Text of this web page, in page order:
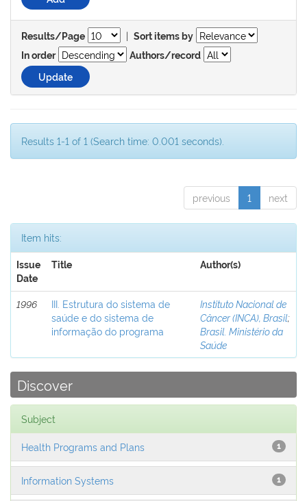
Results/Page | Sort items by
In order
Authors/record
Results 1-1 of 1 (Search time: 0.001 seconds).
previous 1 next
Item hits:
Issue
Date
Title Author(s)
1996
III. Estrutura do sistema de
saúde e do sistema de
informação do programa
Instituto Nacional de
Câncer (INCA), Brasil;
Brasil. Ministério da
Saúde
Discover
Subject
1
Health Programs and Plans
1
Information Systems